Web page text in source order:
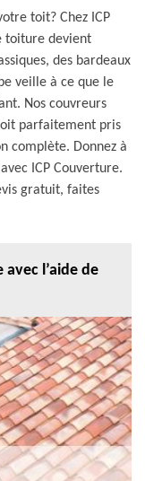
toit? Chez ICP
toiture devient
des bardeaux
veille à ce que le
Nos couvreurs
parfaitement pris
complète. Donnez à
ICP Couverture.
gratuit, faites
l’aide de